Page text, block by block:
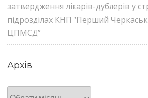
затвердження лікарів-дублерів у
підрозділах КНП “Перший
ЦПМСД”
Архів
Архів